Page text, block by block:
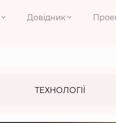
Довідник
ТЕХНОЛОГІЇ